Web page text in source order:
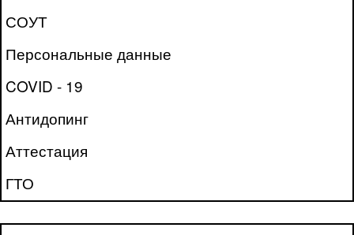
СОУТ
Персональные данные
COVID - 19
Антидопинг
Аттестация
ГТО